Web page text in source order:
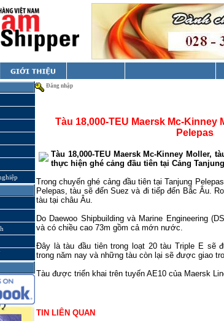
Đăng nhập
Tàu 18,000-TEU Maersk Mc-Kinney
Pelepas
Tàu 18,000-TEU Maersk Mc-Kinney Moller,
thực hiện ghé cảng đầu tiên tại Cảng
Trong chuyến ghé cảng đầu tiên tại Tanjung
Pelepas, tàu sẽ đếnSuez và đi tiếp đến Bắc Âu.
tàu tại châu Âu.
Do Daewoo Shipbuilding và Marine Engineering
và có chiều cao 73m gồm cả mớn nước.
Đây là tàu đầu tiên trong loạt 20 tàu Triple E sẽ
trong năm nay và những tàu còn lại sẽ được giao
Tàu được triển khai trên tuyến AE10 của Maersk
TIN LIÊN QUAN